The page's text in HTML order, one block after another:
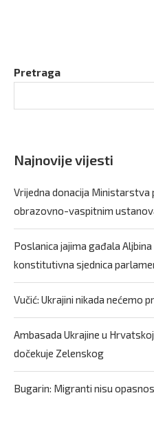
Pretraga
Najnovije vijesti
Vrijedna donacija Ministarstva
obrazovno-vaspitnim
Poslanica jajima gađala
konstitutivna sjednica
Vučić: Ukrajini nikada nećemo
Ambasada Ukrajine u
dočekuje Zelenskog
Bugarin: Migranti nisu